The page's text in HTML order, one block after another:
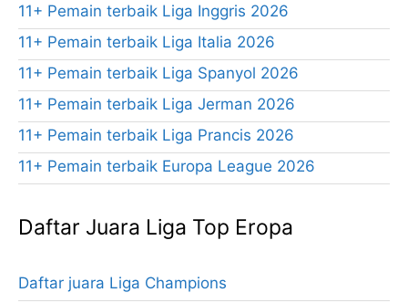
11+ Pemain terbaik Liga Inggris 2026
11+ Pemain terbaik Liga Italia 2026
11+ Pemain terbaik Liga Spanyol 2026
11+ Pemain terbaik Liga Jerman 2026
11+ Pemain terbaik Liga Prancis 2026
11+ Pemain terbaik Europa League 2026
Daftar Juara Liga Top Eropa
Daftar juara Liga Champions